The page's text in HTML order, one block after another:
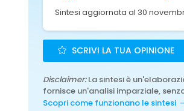
Sintesi aggiornata al 30
SCRIVI LA TUA OPINIONE
Disclaimer:La sintesi è
fornisce un'analisi imparziale,
Scopri come funzionano le sintesi